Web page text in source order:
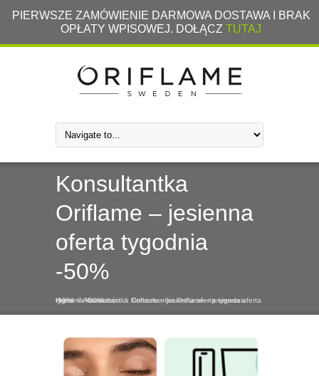
PIERWSZE ZAMÓWIENIE DARMOWA DOSTAWA I BRAK
OPŁATY WPISOWEJ. DOŁĄCZ TUTAJ
Konsultantka
Oriflame – jesienna
oferta tygodnia
-50%
Home /
Konsultantka Oriflame – jesienna oferta tygodnia -50% /Aktualności /
Konsultantka Oriflame – jesienna oferta tygodnia -50%